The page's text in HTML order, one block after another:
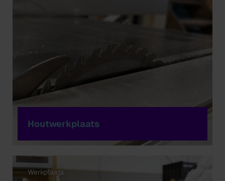
Houtwerkplaats
Werkplaats